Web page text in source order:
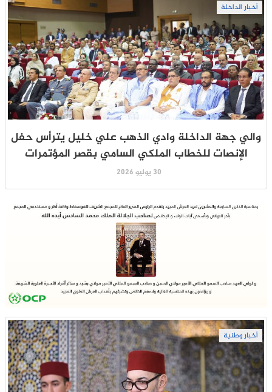
أخبار الداخلة
والي جهة الداخلة وادي الذهب علي خليل يترأس حفل
الإنصات للخطاب الملكي السامي بقصر المؤتمرات
30 يوليو 2026
أخبار وطنية